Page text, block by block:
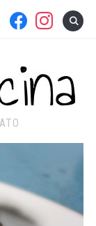
facebook
instagram